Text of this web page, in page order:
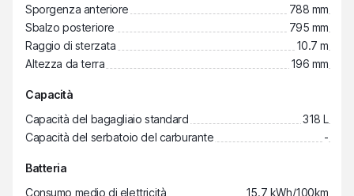
Sporgenza anteriore
788 mm
Sbalzo posteriore
795 mm
Raggio di sterzata
10.7 m
Altezza da terra
196 mm
Capacità
Capacità del bagagliaio standard
318 L
Capacità del serbatoio del carburante
-
Batteria
Consumo medio di elettricità
15.7 kWh/100km